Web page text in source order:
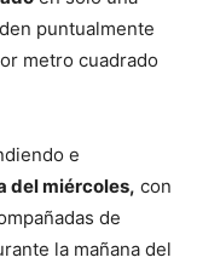
puntualmente
metro cuadrado
e
del miércoles, con
de
la mañana del